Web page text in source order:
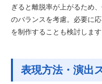
ぎると離脱率が上がるため
のバランスを考慮。必要に
を制作することも検討します
表現方法・演出